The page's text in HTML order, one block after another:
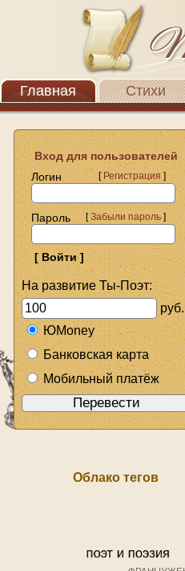
Главная Стихи
Вход для пользователей
Логин
[Регистрация]
Пароль [Забыли пароль]
На развитие Ты-Поэт:
руб.
ЮMoney
Банковская карта
Мобильный платёж
Облако тегов